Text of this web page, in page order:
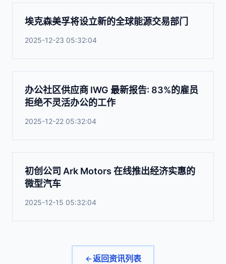
埃克森美孚将设立新的全球能源交易部门
2025-12-23 05:32:04
办公社区供应商 IWG 最新报告: 83%的雇员
拒绝不灵活办公的工作
2025-12-22 05:32:04
初创公司 Ark Motors 在线推出经济实惠的
微型汽车
2025-12-15 05:32:04
返回资讯列表